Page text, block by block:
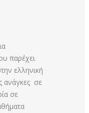
παρέχει
ελληνική
ανάγκες σε
σε